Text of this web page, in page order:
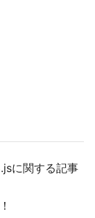
に関する記事